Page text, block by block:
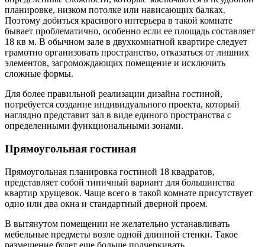
планировке, низком потолке или нависающих балках.
Поэтому добиться красивого интерьера в такой комнате
бывает проблематично, особенно если ее площадь составляет
18 кв м. В обычном зале в двухкомнатной квартире следует
грамотно организовать пространство, отказаться от лишних
элементов, загромождающих помещение и исключить
сложные формы.
Для более правильной реализации дизайна гостиной,
потребуется создание индивидуального проекта, который
наглядно представит зал в виде единого пространства с
определенными функциональными зонами.
Прямоугольная гостиная
Прямоугольная планировка гостиной 18 квадратов,
представляет собой типичный вариант для большинства
квартир хрущевок. Чаще всего в такой комнате присутствует
одно или два окна и стандартный дверной проем.
В вытянутом помещении не желательно устанавливать
мебельные предметы возле одной длинной стенки. Такое
размещение будет еще больше подчеркивать